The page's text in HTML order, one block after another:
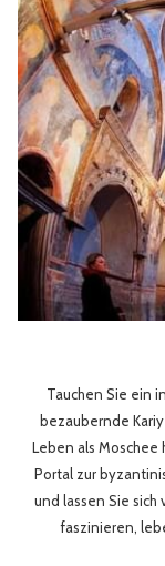
Tauchen Sie ein
bezaubernde
Leben als Moschee
Portal zur
und lassen Sie
faszinieren,